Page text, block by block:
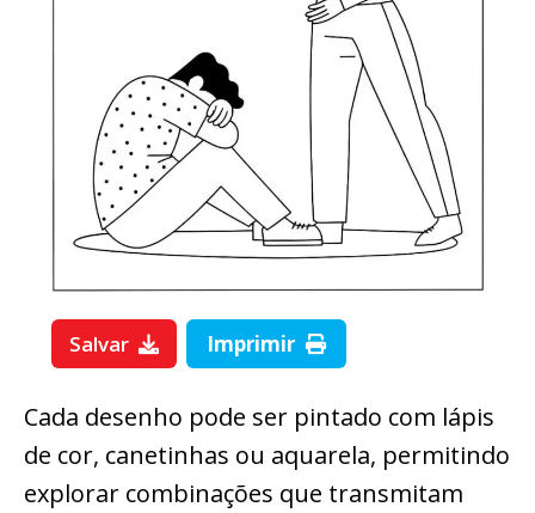
Salvar Imprimir
Cada desenho pode ser pintado com lápis
de cor, canetinhas ou aquarela, permitindo
explorar combinações que transmitam